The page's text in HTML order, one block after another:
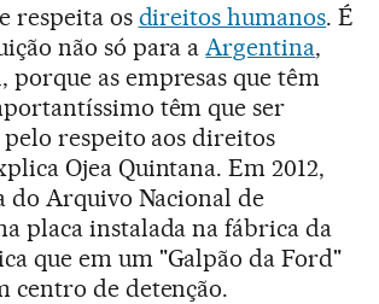
respeita os direitos humanos. É
não só para aArgentina,
porque as empresas que têm
têm que ser
pelo respeito aos direitos
Ojea Quintana. Em 2012,
Arquivo Nacional de
placa instalada na fábrica da
que em um "Galpão da Ford"
centro de detenção.